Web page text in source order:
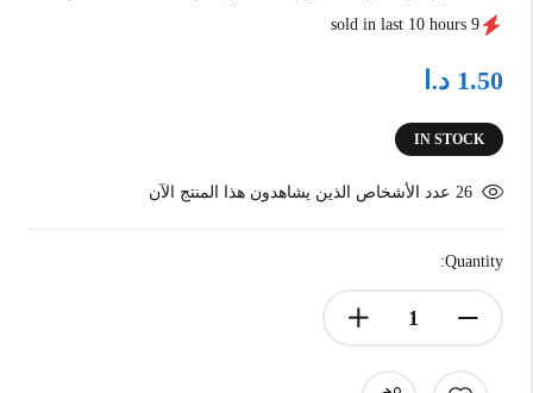
9 sold in last 10 hours
1.50 د.ا
IN STOCK
26 عدد الأشخاص الذين يشاهدون هذا المنتج الآن
Quantity: